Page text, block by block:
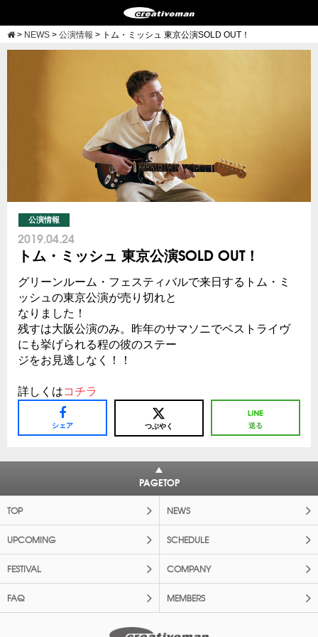
> NEWS > 公演情報 > トム・ミッシュ 東京公演SOLD OUT！
公演情報
2019.04.24
トム・ミッシュ 東京公演SOLD OUT！
グリーンルーム・フェスティバルで来日するトム・ミ
ッシュの東京公演が売り切れと
なりました！
残すは大阪公演のみ。昨年のサマソニでベストライヴ
にも挙げられる程の彼のステー
ジをお見逃しなく！！
詳しくはコチラ
シェア つぶやく 送る
PAGETOP
TOP NEWS
UPCOMING SCHEDULE
FESTIVAL COMPANY
FAQ MEMBERS